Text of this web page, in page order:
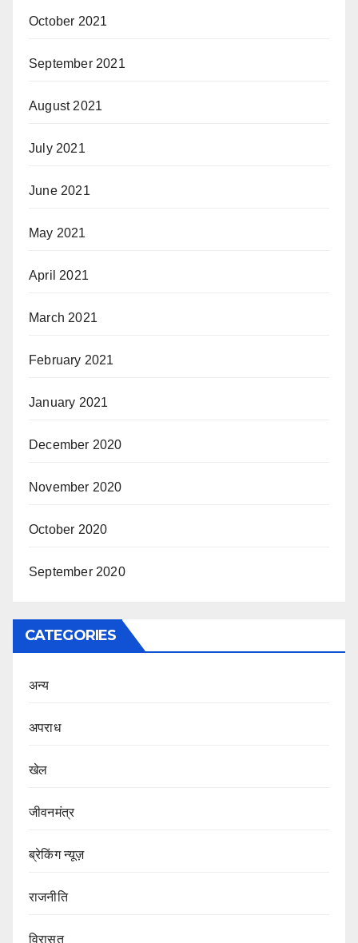
October 2021
September 2021
August 2021
July 2021
June 2021
May 2021
April 2021
March 2021
February 2021
January 2021
December 2020
November 2020
October 2020
September 2020
CATEGORIES
अन्य
अपराध
खेल
जीवनमंत्र
ब्रेकिंग न्यूज़
राजनीति
‍‍विरासत